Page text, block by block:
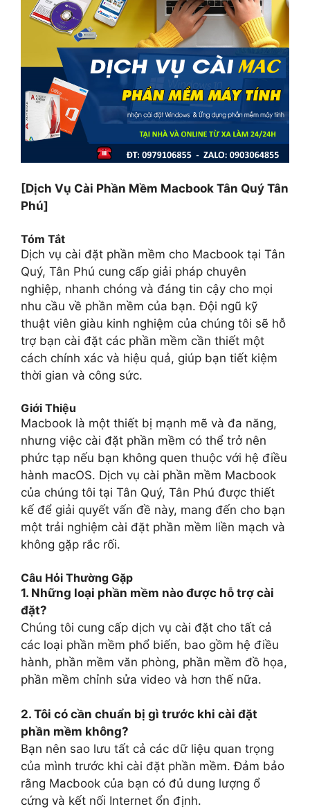
[Dịch Vụ Cài Phần Mềm Macbook Tân Quý Tân
Phú]
Tóm Tắt
Dịch vụ cài đặt phần mềm cho Macbook tại Tân
Quý, Tân Phú cung cấp giải pháp chuyên
nghiệp, nhanh chóng và đáng tin cậy cho mọi
nhu cầu về phần mềm của bạn. Đội ngũ kỹ
thuật viên giàu kinh nghiệm của chúng tôi sẽ hỗ
trợ bạn cài đặt các phần mềm cần thiết một
cách chính xác và hiệu quả, giúp bạn tiết kiệm
thời gian và công sức.
Giới Thiệu
Macbook là một thiết bị mạnh mẽ và đa năng,
nhưng việc cài đặt phần mềm có thể trở nên
phức tạp nếu bạn không quen thuộc với hệ điều
hành macOS. Dịch vụ cài phần mềm Macbook
của chúng tôi tại Tân Quý, Tân Phú được thiết
kế để giải quyết vấn đề này, mang đến cho bạn
một trải nghiệm cài đặt phần mềm liền mạch và
không gặp rắc rối.
Câu Hỏi Thường Gặp
1. Những loại phần mềm nào được hỗ trợ cài
đặt?
Chúng tôi cung cấp dịch vụ cài đặt cho tất cả
các loại phần mềm phổ biến, bao gồm hệ điều
hành, phần mềm văn phòng, phần mềm đồ họa,
phần mềm chỉnh sửa video và hơn thế nữa.
2. Tôi có cần chuẩn bị gì trước khi cài đặt
phần mềm không?
Bạn nên sao lưu tất cả các dữ liệu quan trọng
của mình trước khi cài đặt phần mềm. Đảm bảo
rằng Macbook của bạn có đủ dung lượng ổ
cứng và kết nối Internet ổn định.